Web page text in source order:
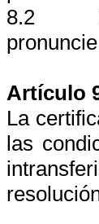
8.2
Artículo
La
las